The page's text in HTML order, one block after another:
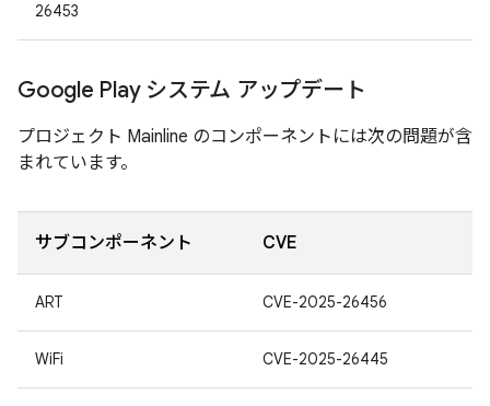
26453
Google Play システム アップデート
プロジェクト Mainline のコンポーネントには次の問題が含
まれています。
サブコンポーネント CVE
ART CVE-2025-26456
WiFi CVE-2025-26445